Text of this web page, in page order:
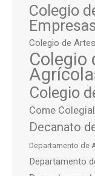
Colegio
Colegio de
Colegio
Colegio
Come Colegial
Decanato
Departamento de
Departamento